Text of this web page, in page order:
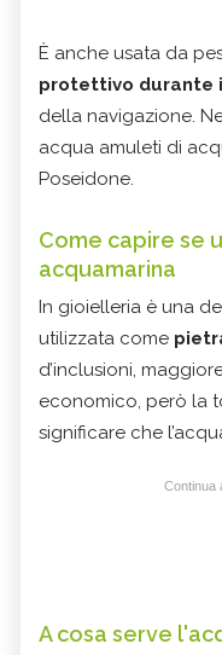
È anche usata da
protettivo durante
della navigazione.
acqua amuleti di
Poseidone.
Come capire se
acquamarina
In gioielleria è una
utilizzata come
d’inclusioni,
economico, però la
significare che
Continua
A cosa serve